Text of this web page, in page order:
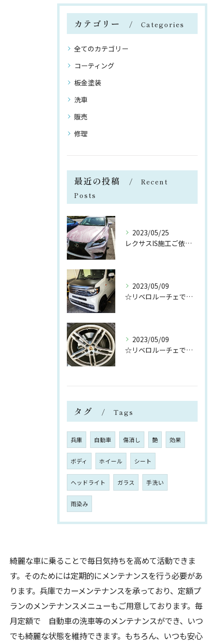
カテゴリー Categories
全てのカテゴリー
コーティング
板金塗装
洗車
販売
修理
最近の投稿
Recent
Posts
2023/05/25
レクサスIS施工ご依頼ありがとうございます😉
2023/05/09
☆リベロルーチェです☆
2023/05/09
☆リベロルーチェです☆
タグ Tags
兵庫 自動車 傷消し 艶 効果
ボディ ホイール シート
ヘッドライト ガラス 手洗い
雨染み
綺麗な車に乗ることで毎日気持ちを高めて活動できま
す。そのためには定期的にメンテナンスを行う必要があ
ります。兵庫でカーメンテナンスを承っており、定額プ
ランのメンテナンスメニューもご用意しております。毎
月定額で 自動車の洗車等のメンテナンスができ、いつ
でも綺麗な状態を維持できます。もちろん、いつも安心